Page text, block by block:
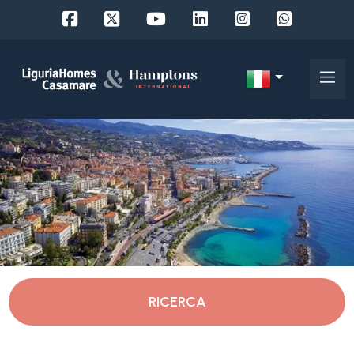
RICERCA
EN
FR
DE
RU
Chi
siamo
I
Scegli
dove
cercare
Imperia
Vallebona